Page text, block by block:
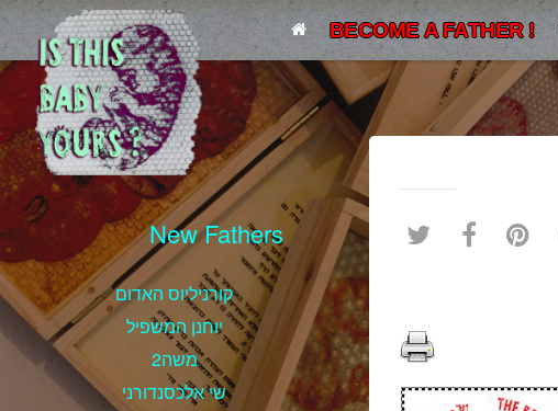
BECOME A FATHER !
New Fathers
קורניליוס האדום
יוחנן המשפיל
משה2
שי אלכסנדורני